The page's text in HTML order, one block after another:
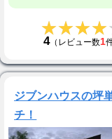
4（レビュー数1
ジブンハウスの坪
チ！